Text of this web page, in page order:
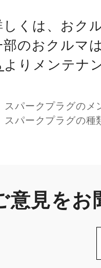
しくは、おク
部のおクルマ
よりメンテナ
スパークプラグのメ
スパークプラグの種
意見をお